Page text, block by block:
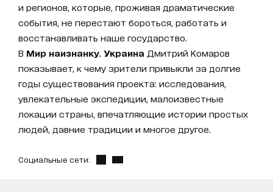
и регионов, которые, проживая драматические
события, не перестают бороться, работать и
восстанавливать наше государство.
В Мир наизнанку. Украина Дмитрий Комаров
показывает, к чему зрители привыкли за долгие
годы существования проекта: исследования,
увлекательные экспедиции, малоизвестные
локации страны, впечатляющие истории простых
людей, давние традиции и многое другое.
Социальные сети: